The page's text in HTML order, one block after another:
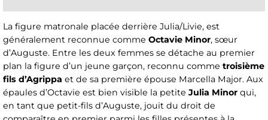
La figure matronale placée derrière Julia/Livie, est
généralement reconnue comme Octavie Minor, sœur
d’Auguste. Entre les deux femmes se détache au premier
plan la figure d’un jeune garçon, reconnu comme troisième
fils d’Agrippa et de sa première épouse Marcella Major. Aux
épaules d’Octavie est bien visible la petite Julia Minor qui,
en tant que petit-fils d’Auguste, jouit du droit de